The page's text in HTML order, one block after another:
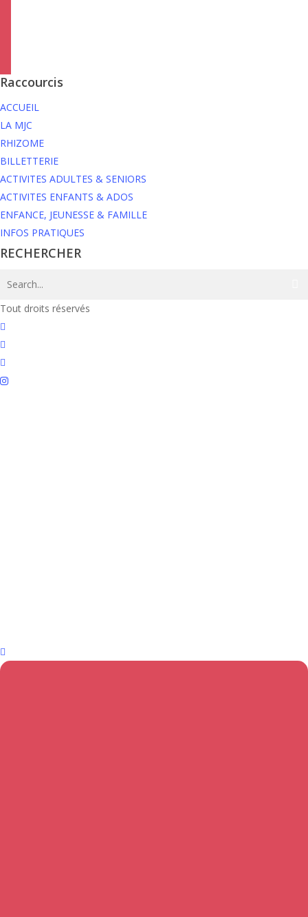
Raccourcis
ACCUEIL
LA MJC
RHIZOME
BILLETTERIE
ACTIVITES ADULTES & SENIORS
ACTIVITES ENFANTS & ADOS
ENFANCE, JEUNESSE & FAMILLE
INFOS PRATIQUES
RECHERCHER
Tout droits réservés